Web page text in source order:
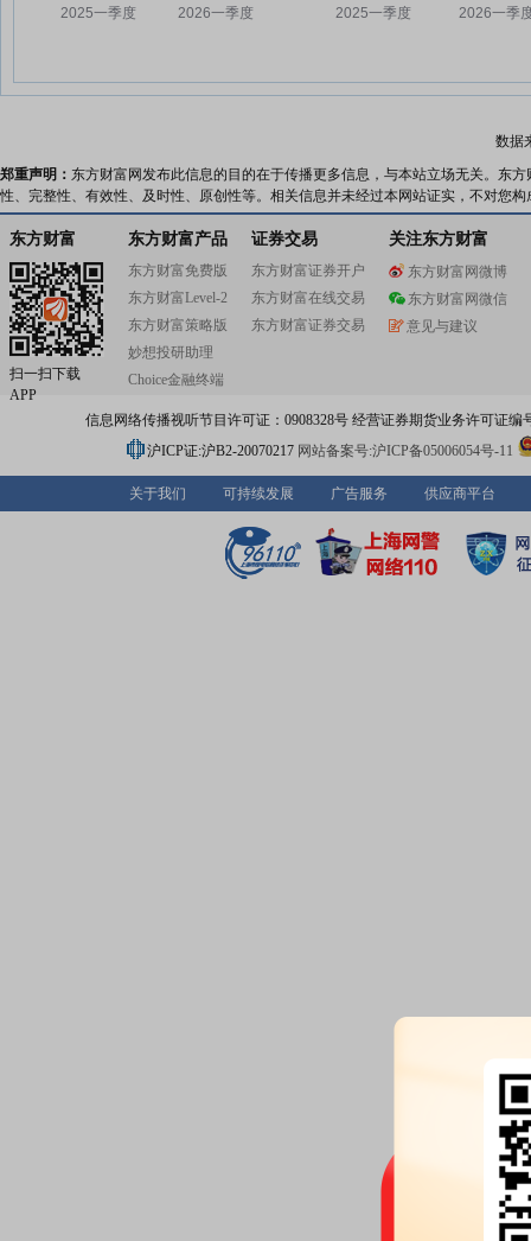
数据
郑重声明： 东方财富网发布此信息的目的在于传播更多信息，与本站立场无关。东
性、完整性、有效性、及时性、原创性等。相关信息并未经过本网站证实，不对您
东方财富
扫一扫下载
APP
东方财富产品
东方财富免费版
东方财富Level-2
东方财富策略版
妙想投研助理
Choice金融终端
证券交易
东方财富证券开户
东方财富在线交易
东方财富证券交易
关注东方财富
东方财富网微博
东方财富网微信
意见与建议
信息网络传播视听节目许可证：0908328号 经营证券期货业务许可证编
沪ICP证:沪B2-20070217 网站备案号:沪ICP备05006054号-11
关于我们 可持续发展 广告服务 供应商平台